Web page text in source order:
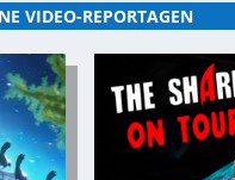
VIDEO-REPORTAGEN